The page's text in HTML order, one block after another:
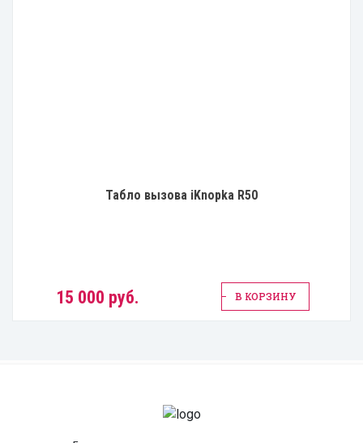
Табло вызова iKnopka R50
15 000 руб. В КОРЗИНУ